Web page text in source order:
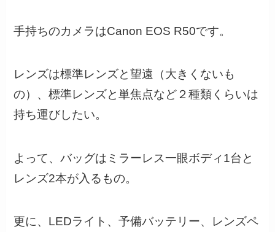
手持ちのカメラはCanon EOS R50です。
レンズは標準レンズと望遠（大きくないも
の）、標準レンズと単焦点など２種類くらいは
持ち運びしたい。
よって、バッグはミラーレス一眼ボディ1台と
レンズ2本が入るもの。
更に、LEDライト、予備バッテリー、レンズペ